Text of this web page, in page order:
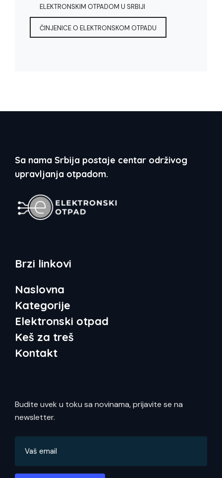
ELEKTRONSKIM OTPADOM U SRBIJI
ČINJENICE O ELEKTRONSKOM OTPADU
Sa nama Srbija postaje centar održivog
upravljanja otpadom.
Brzi linkovi
Naslovna
Kategorije
Elektronski otpad
Keš za treš
Kontakt
Budite uvek u toku sa novinama, prijavite se na
newsletter.